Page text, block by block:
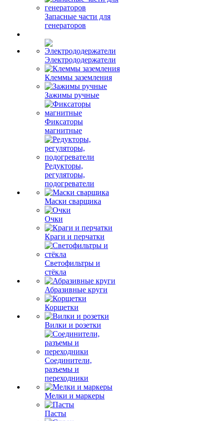
Запасные части для
генераторов
Электрододержатели
Клеммы заземления
Зажимы ручные
Фиксаторы
магнитные
Редукторы,
регуляторы,
подогреватели
Маски сварщика
Очки
Краги и перчатки
Светофильтры и
стёкла
Абразивные круги
Корщетки
Вилки и розетки
Соединители,
разъемы и
переходники
Мелки и маркеры
Пасты